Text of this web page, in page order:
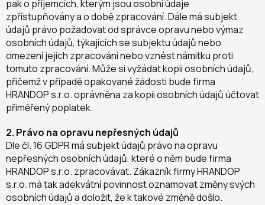
pak o příjemcích, kterým jsou osobní údaje
zpřístupňovány a o době zpracování. Dále má subjekt
údajů právo požadovat od správce opravu nebo výmaz
osobních údajů, týkajících se subjektu údajů nebo
omezení jejich zpracování nebo vznést námitku proti
tomuto zpracování. Může si vyžádat kopii osobních údajů,
přičemž v případě opakované žádosti bude firma
HRANDOP s.r.o. oprávněna za kopii osobních údajů účtovat
přiměřený poplatek.
2. Právo na opravu nepřesných údajů
Dle čl. 16 GDPR má subjekt údajů právo na opravu
nepřesných osobních údajů, které o něm bude firma
HRANDOP s.r.o. zpracovávat. Zákazník firmy HRANDOP
s.r.o. má tak adekvátní povinnost oznamovat změny svých
osobních údajů a doložit, že k takové změně došlo.